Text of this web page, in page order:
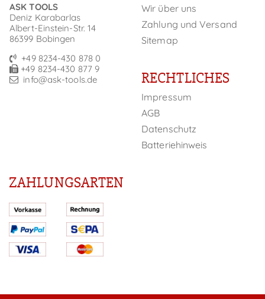
ASK TOOLS
Deniz Karabarlas
Albert-Einstein-Str. 14
86399 Bobingen
+49 8234-430 878 0
+49 8234-430 877 9
info@ask-tools.de
Wir über uns
Zahlung und Versand
Sitemap
RECHTLICHES
Impressum
AGB
Datenschutz
Batteriehinweis
ZAHLUNGSARTEN